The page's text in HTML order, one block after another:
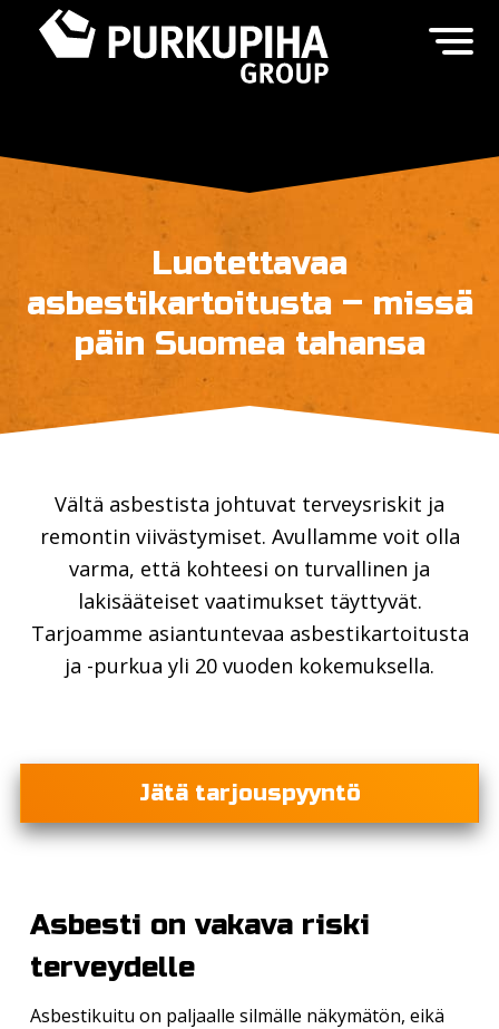
Luotettavaa
asbestikartoitusta – missä
päin Suomea tahansa
Vältä asbestista johtuvat terveysriskit ja
remontin viivästymiset. Avullamme voit olla
varma, että kohteesi on turvallinen ja
lakisääteiset vaatimukset täyttyvät.
Tarjoamme asiantuntevaa asbestikartoitusta
ja -purkua yli 20 vuoden kokemuksella.
Jätä tarjouspyyntö
Asbesti on vakava riski
terveydelle
Asbestikuitu on paljaalle silmälle näkymätön, eikä